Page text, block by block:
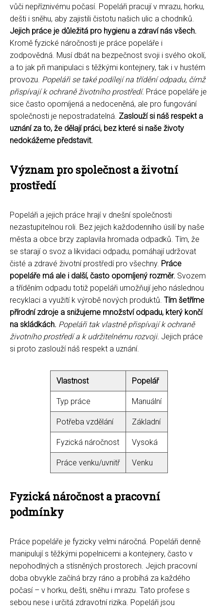
vůči nepříznivému počasí. Popeláři pracují v mrazu, horku,
dešti i sněhu, aby zajistili čistotu našich ulic a chodníků.
Jejich práce je důležitá pro hygienu a zdraví nás všech.
Kromě fyzické náročnosti je práce popeláře i
zodpovědná. Musí dbát na bezpečnost svoji i svého okolí,
a to jak při manipulaci s těžkými kontejnery, tak i v hustém
provozu. Popeláři se také podílejí na třídění odpadu, čímž
přispívají k ochraně životního prostředí. Práce popeláře je
sice často opomíjená a nedoceněná, ale pro fungování
společnosti je nepostradatelná. Zaslouží si náš respekt a
uznání za to, že dělají práci, bez které si naše životy
nedokážeme představit.
Význam pro společnost a životní
prostředí
Popeláři a jejich práce hrají v dnešní společnosti
nezastupitelnou roli. Bez jejich každodenního úsilí by naše
města a obce brzy zaplavila hromada odpadků. Tím, že
se starají o svoz a likvidaci odpadu, pomáhají udržovat
čisté a zdravé životní prostředí pro všechny. Práce
popeláře má ale i další, často opomíjený rozměr. Svozem
a tříděním odpadu totiž popeláři umožňují jeho následnou
recyklaci a využití k výrobě nových produktů. Tím šetříme
přírodní zdroje a snižujeme množství odpadu, který končí
na skládkách. Popeláři tak vlastně přispívají k ochraně
životního prostředí a k udržitelnému rozvoji. Jejich práce
si proto zaslouží náš respekt a uznání.
Vlastnost Popelář
Typ práce Manuální
Potřeba vzdělání Základní
Fyzická náročnost Vysoká
Práce venku/uvnitř Venku
Fyzická náročnost a pracovní
podmínky
Práce popeláře je fyzicky velmi náročná. Popeláři denně
manipulují s těžkými popelnicemi a kontejnery, často v
nepohodlných a stísněných prostorech. Jejich pracovní
doba obvykle začíná brzy ráno a probíhá za každého
počasí – v horku, dešti, sněhu i mrazu. Tato profese s
sebou nese i určitá zdravotní rizika. Popeláři jsou